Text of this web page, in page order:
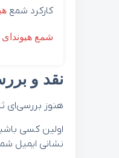
کارکرد شمع
شمع هیوندای
نقد و
هنوز
اولین کسی باشید
نشانی ایمیل